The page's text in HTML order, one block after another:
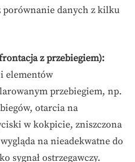
porównanie danych z kilku
z przebiegiem):
elementów
przebiegiem, np.
otarcia na
w kokpicie, zniszczona
na nieadekwatne do
sygnał ostrzegawczy.